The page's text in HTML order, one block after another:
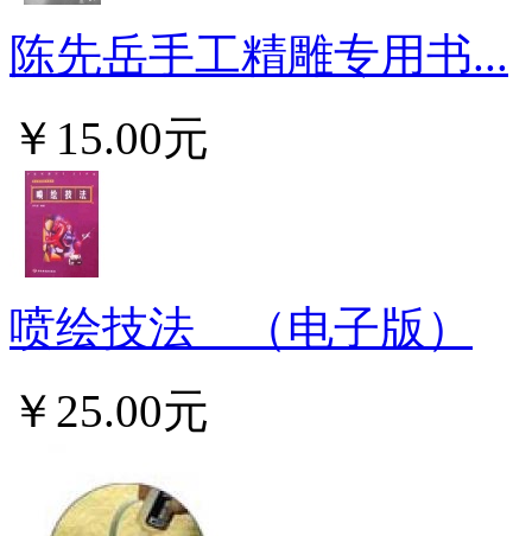
陈先岳手工精雕专用书...
￥15.00元
喷绘技法 （电子版）
￥25.00元